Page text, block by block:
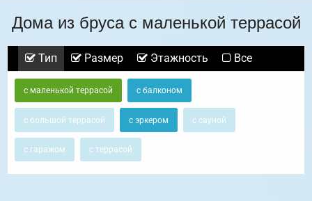
Дома из бруса с маленькой террасой
Тип Размер Этажность Все
с маленькой террасой с балконом
с большой террасой с эркером с сауной
с гаражом с террасой